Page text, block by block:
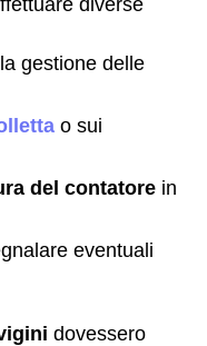
diverse
gestione delle
o sui
del contatore in
eventuali
dovessero